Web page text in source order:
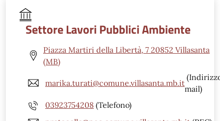
Settore Lavori Pubblici Ambiente
Piazza Martiri della Libertà, 7 20852 Villasanta
(MB)
marika.turati@comune.villasanta.mb.it
mail)
03923754208 (Telefono)